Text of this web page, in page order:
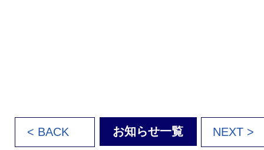
< BACK お知らせ一覧 NEXT >